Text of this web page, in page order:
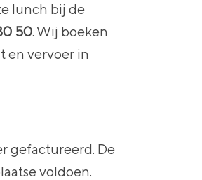
lunch bij de
50. Wij boeken
en vervoer in
gefactureerd. De
voldoen.